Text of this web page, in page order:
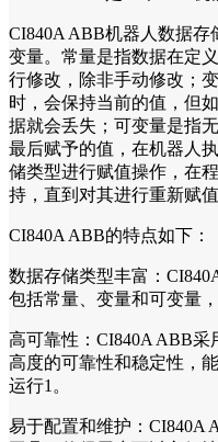
CI840A ABB机器人数据
变量。常量是指数据在定
行修改，除非手动修改；
时，会保持当前的值，但
据就会丢失；可变量是指
最后赋予的值，在机器人
储类型进行赋值操作，在
持，直到对其进行重新赋值
CI840A ABB的特点如下：
数据存储类型丰富：
包括常量、变量和可变量
高可靠性：CI840A ABB
高度的可靠性和稳定性，
运行1。
易于配置和维护：CI840A